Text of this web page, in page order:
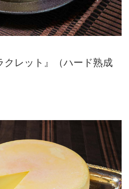
クレット』（ハード熟成